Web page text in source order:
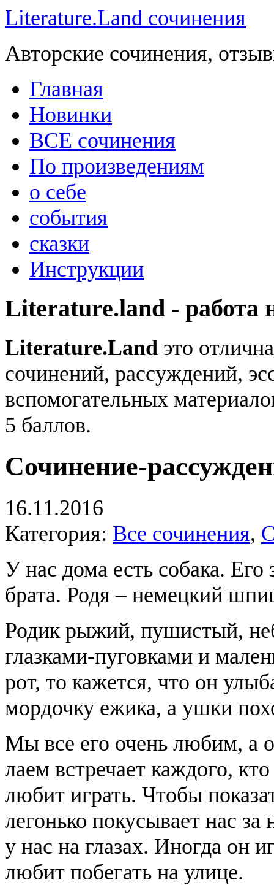
Literature.Land сочинения
Авторские сочинения,
Главная
Новинки
ВСЕ сочинения
По произведениям
о себе
события
сказки
Инструкции
Literature.land - работа
Literature.Land это
сочинений, рассуждений,
вспомогательных
5 баллов.
Сочинение-
16.11.2016
Категория: Все сочинения,
У нас дома есть собака.
брата. Родя – немецкий
Родик рыжий, пушистый,
глазками-пуговками и
рот, то кажется, что он
мордочку ежика, а ушки
Мы все его очень любим, а
лаем встречает каждого,
любит играть. Чтобы
легонько покусывает нас
у нас на глазах. Иногда он
любит побегать на улице.